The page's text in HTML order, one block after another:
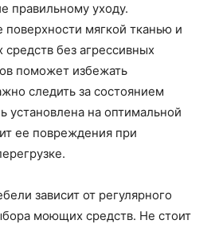
правильному уходу.
поверхности мягкой тканью и
без агрессивных
поможет избежать
следить за состоянием
установлена на оптимальной
ее повреждения при
зависит от регулярного
моющих средств. Не стоит